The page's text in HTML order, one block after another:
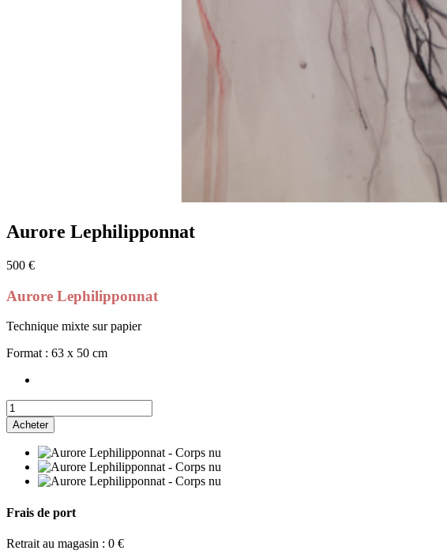
Aurore Lephilipponnat
500 €
Aurore Lephilipponnat
Technique mixte sur papier
Format : 63 x 50 cm
Acheter
Frais de port
Retrait au magasin : 0 €